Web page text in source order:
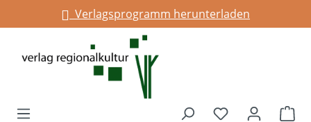
springenVerlagsprogramm herunterladen
Du hast 0